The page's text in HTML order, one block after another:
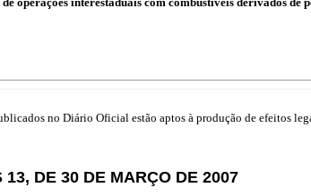
no Diário Oficial estão aptos à produção de efeitos
13, DE 30 DE MARÇO DE 2007